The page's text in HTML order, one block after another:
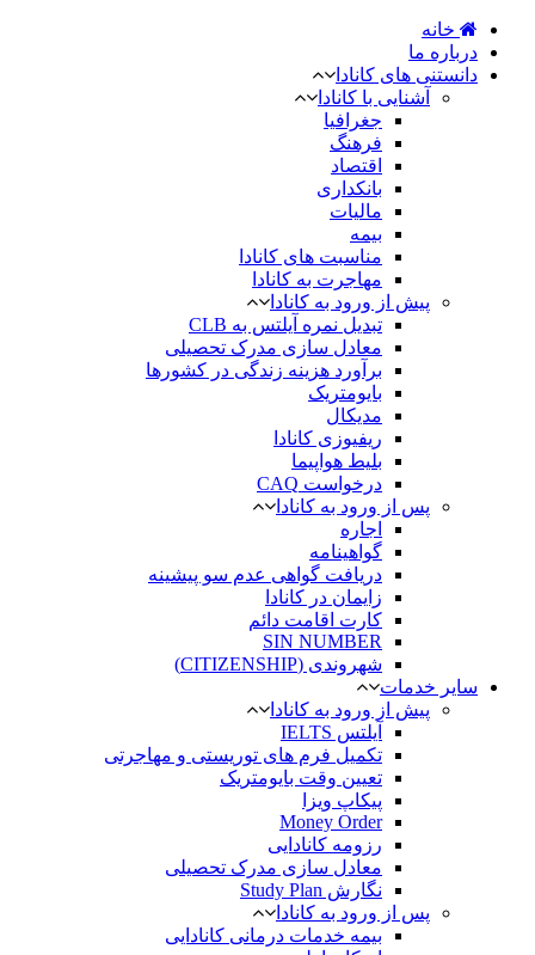
خانه
درباره ما
دانستنی های کانادا
آشنایی با کانادا
جغرافیا
فرهنگ
اقتصاد
بانکداری
مالیات
بیمه
مناسبت های کانادا
مهاجرت به کانادا
پیش از ورود به کانادا
تبدیل نمره آیلتس به CLB
معادل سازی مدرک تحصیلی
برآورد هزینه زندگی در کشورها
بایومتریک
مدیکال
ریفیوزی کانادا
بلیط هواپیما
درخواست CAQ
پس از ورود به کانادا
اجاره
گواهینامه
دریافت گواهی عدم سو پیشینه
زایمان در کانادا
کارت اقامت دائم
SIN NUMBER
شهروندی (CITIZENSHIP)
سایر خدمات
پیش از ورود به کانادا
آیلتس IELTS
تکمیل فرم های توریستی و مهاجرتی
تعیین وقت بایومتریک
پیکاپ ویزا
Money Order
رزومه کانادایی
معادل سازی مدرک تحصیلی
نگارش Study Plan
پس از ورود به کانادا
بیمه خدمات درمانی کانادایی